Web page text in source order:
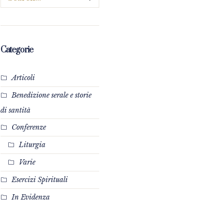
Categorie
Articoli
Benedizione serale e storie
di santità
Conferenze
Liturgia
Varie
Esercizi Spirituali
In Evidenza